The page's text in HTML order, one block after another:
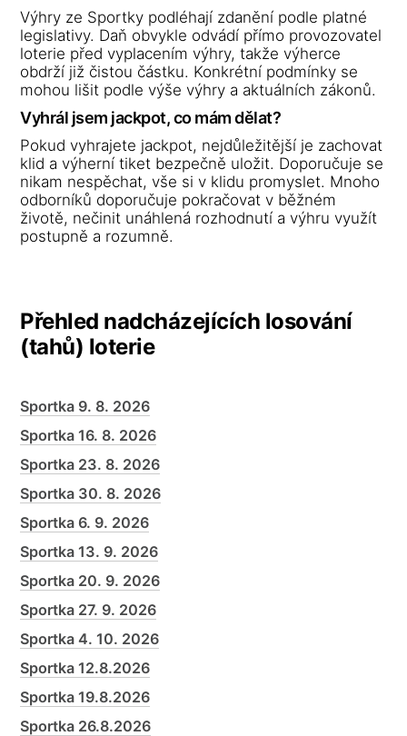
Výhry ze Sportky podléhají zdanění podle platné
legislativy. Daň obvykle odvádí přímo provozovatel
loterie před vyplacením výhry, takže výherce
obdrží již čistou částku. Konkrétní podmínky se
mohou lišit podle výše výhry a aktuálních zákonů.
Vyhrál jsem jackpot, co mám dělat?
Pokud vyhrajete jackpot, nejdůležitější je zachovat
klid a výherní tiket bezpečně uložit. Doporučuje se
nikam nespěchat, vše si v klidu promyslet. Mnoho
odborníků doporučuje pokračovat v běžném
životě, nečinit unáhlená rozhodnutí a výhru využít
postupně a rozumně.
Přehled nadcházejících losování
(tahů) loterie
Sportka 9. 8. 2026
Sportka 16. 8. 2026
Sportka 23. 8. 2026
Sportka 30. 8. 2026
Sportka 6. 9. 2026
Sportka 13. 9. 2026
Sportka 20. 9. 2026
Sportka 27. 9. 2026
Sportka 4. 10. 2026
Sportka 12.8.2026
Sportka 19.8.2026
Sportka 26.8.2026